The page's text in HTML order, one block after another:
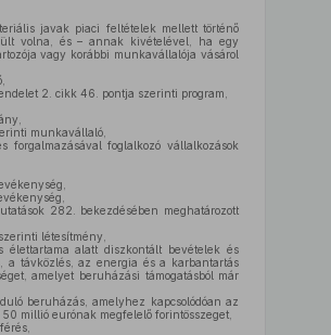
javak piaci feltételek mellett történő
volna, és – annak kivételével, ha egy
vagy korábbi munkavállalója vásárol
2. cikk 46. pontja szerinti program,
munkavállaló,
forgalmazásával foglalkozó vállalkozások
282. bekezdésében meghatározott
létesítmény,
élettartama alatt diszkontált bevételek és
a távközlés, az energia és a karbantartás
amelyet beruházási támogatásból már
beruházás, amelyhez kapcsolódóan az
millió eurónak megfelelő forintösszeget,